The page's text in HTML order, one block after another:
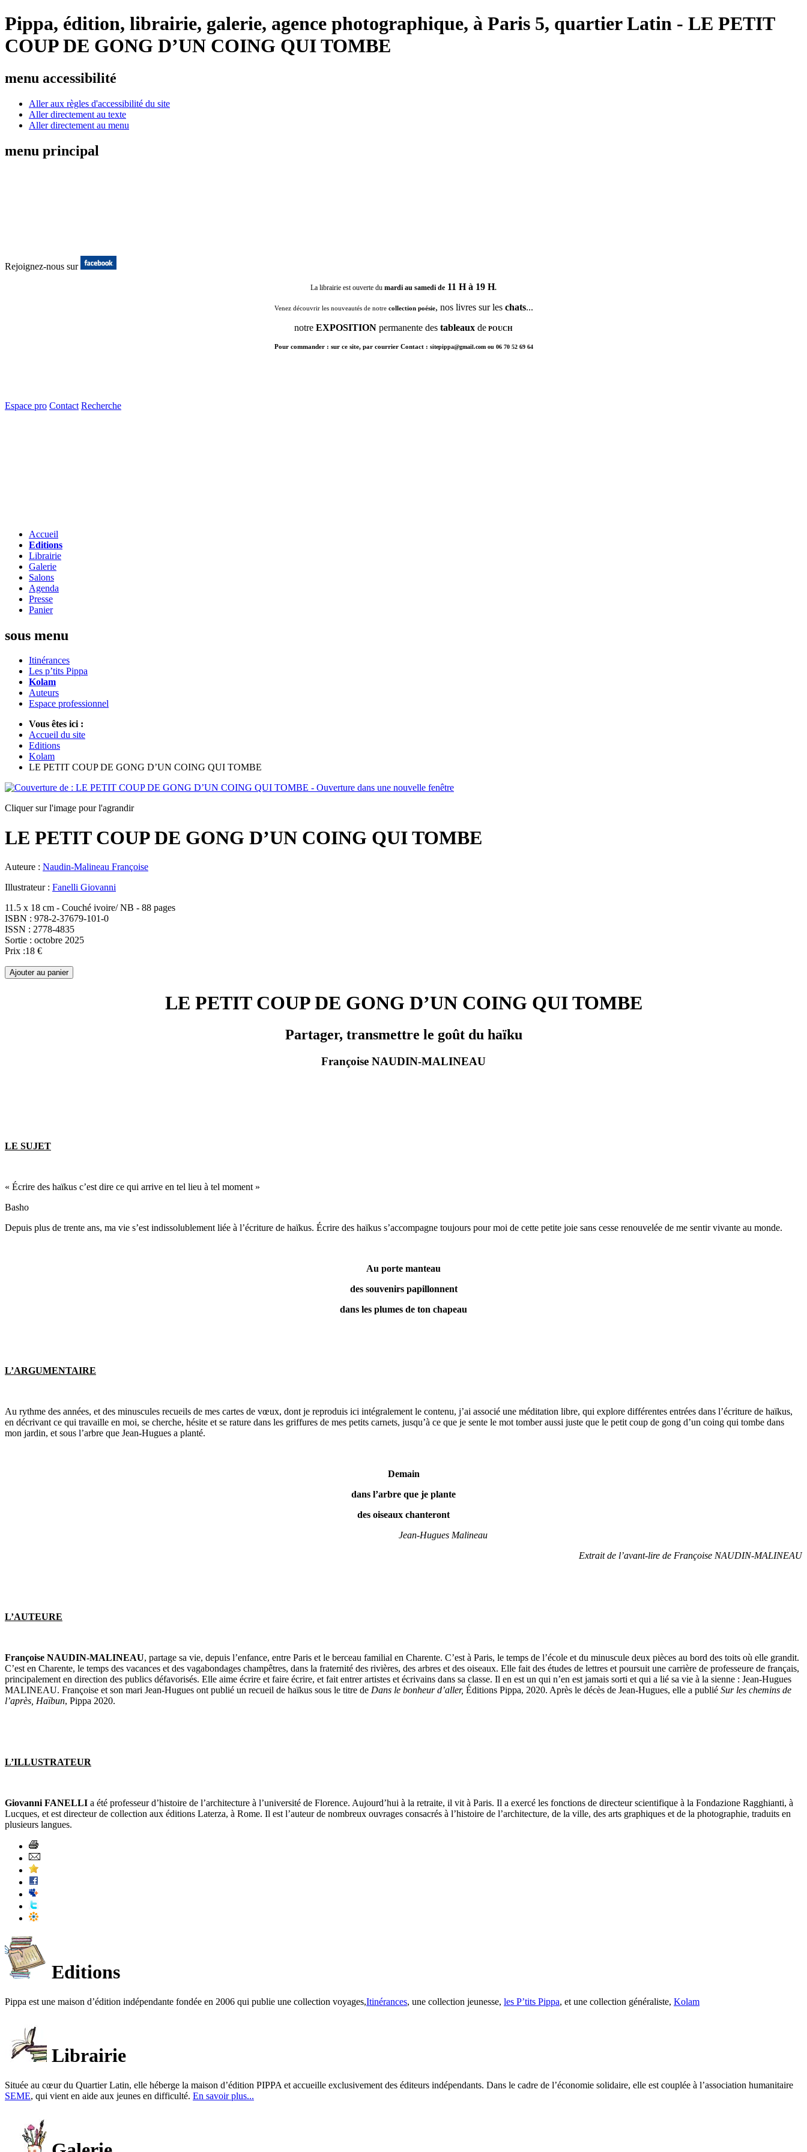
Pippa, édition, librairie, galerie, agence photographique, à Paris 5, quartier Latin - LE PETIT
COUP DE GONG D’UN COING QUI TOMBE
menu accessibilité
Aller aux règles d'accessibilité du site
Aller directement au texte
Aller directement au menu
menu principal
Rejoignez-nous sur
La librairie est ouverte du mardi au samedi de 11 H à 19 H.
Venez découvrir les nouveautés de notrecollection poésie, nos livres sur les chats...
notre EXPOSITION permanente des tableaux de POUCH
Pour commander : sur ce site, par courrier Contact : sitepippa@gmail.com ou 06 70 52 69 64
Espace pro Contact Recherche
Accueil
Editions
Librairie
Galerie
Salons
Agenda
Presse
Panier
sous menu
Itinérances
Les p’tits Pippa
Kolam
Auteurs
Espace professionnel
Vous êtes ici :
Accueil du site
Editions
Kolam
LE PETIT COUP DE GONG D’UN COING QUI TOMBE
Cliquer sur l'image pour l'agrandir
LE PETIT COUP DE GONG D’UN COING QUI TOMBE
Auteure : Naudin-Malineau Françoise
Illustrateur : Fanelli Giovanni
11.5 x 18 cm - Couché ivoire/ NB - 88 pages
ISBN : 978-2-37679-101-0
ISSN : 2778-4835
Sortie : octobre 2025
Prix :18 €
LE PETIT COUP DE GONG D’UN COING QUI TOMBE
Partager, transmettre le goût du haïku
Françoise NAUDIN-MALINEAU
LE SUJET
« Écrire des haïkus c’est dire ce qui arrive en tel lieu à tel moment »
Basho
Depuis plus de trente ans, ma vie s’est indissolublement liée à l’écriture de haïkus. Écrire des haïkus s’accompagne toujours pour moi de cette petite joie sans cesse renouvelée de me sentir vivante au monde.
Au porte manteau
des souvenirs papillonnent
dans les plumes de ton chapeau
L’ARGUMENTAIRE
Au rythme des années, et des minuscules recueils de mes cartes de vœux, dont je reproduis ici intégralement le contenu, j’ai associé une méditation libre, qui explore différentes entrées dans l’écriture de haïkus,
en décrivant ce qui travaille en moi, se cherche, hésite et se rature dans les griffures de mes petits carnets, jusqu’à ce que je sente le mot tomber aussi juste que le petit coup de gong d’un coing qui tombe dans
mon jardin, et sous l’arbre que Jean-Hugues a planté.
Demain
dans l’arbre que je plante
des oiseaux chanteront
Jean-Hugues Malineau
Extrait de l’avant-lire de Françoise NAUDIN-MALINEAU
L’AUTEURE
Françoise NAUDIN-MALINEAU, partage sa vie, depuis l’enfance, entre Paris et le berceau familial en Charente. C’est à Paris, le temps de l’école et du minuscule deux pièces au bord des toits où elle grandit.
C’est en Charente, le temps des vacances et des vagabondages champêtres, dans la fraternité des rivières, des arbres et des oiseaux. Elle fait des études de lettres et poursuit une carrière de professeure de français,
principalement en direction des publics défavorisés. Elle aime écrire et faire écrire, et fait entrer artistes et écrivains dans sa classe. Il en est un qui n’en est jamais sorti et qui a lié sa vie à la sienne : Jean-Hugues
MALINEAU. Françoise et son mari Jean-Hugues ont publié un recueil de haïkus sous le titre de Dans le bonheur d’aller, Éditions Pippa, 2020. Après le décès de Jean-Hugues, elle a publié Sur les chemins de
l’après, Haïbun, Pippa 2020.
L’ILLUSTRATEUR
Giovanni FANELLI a été professeur d’histoire de l’architecture à l’université de Florence. Aujourd’hui à la retraite, il vit à Paris. Il a exercé les fonctions de directeur scientifique à la Fondazione Ragghianti, à
Lucques, et est directeur de collection aux éditions Laterza, à Rome. Il est l’auteur de nombreux ouvrages consacrés à l’histoire de l’architecture, de la ville, des arts graphiques et de la photographie, traduits en
plusieurs langues.
Editions
Pippa est une maison d’édition indépendante fondée en 2006 qui publie une collection voyages,Itinérances, une collection jeunesse, les P’tits Pippa, et une collection généraliste, Kolam
Librairie
Située au cœur du Quartier Latin, elle héberge la maison d’édition PIPPA et accueille exclusivement des éditeurs indépendants. Dans le cadre de l’économie solidaire, elle est couplée à l’association humanitaire
SEME, qui vient en aide aux jeunes en difficulté. En savoir plus...